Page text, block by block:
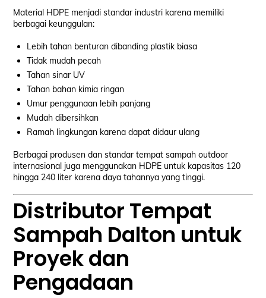
Material HDPE menjadi standar industri karena memiliki
berbagai keunggulan:
Lebih tahan benturan dibanding plastik biasa
Tidak mudah pecah
Tahan sinar UV
Tahan bahan kimia ringan
Umur penggunaan lebih panjang
Mudah dibersihkan
Ramah lingkungan karena dapat didaur ulang
Berbagai produsen dan standar tempat sampah outdoor
internasional juga menggunakan HDPE untuk kapasitas 120
hingga 240 liter karena daya tahannya yang tinggi.
Distributor Tempat
Sampah Dalton untuk
Proyek dan
Pengadaan